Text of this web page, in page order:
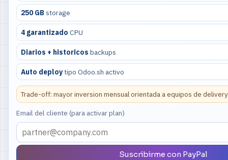
250 GB storage
4 garantizado CPU
Diarios + historicos backups
Auto deploytipo Odoo.sh activo
Trade-off: mayor inversion mensual orientada a equipos de
Email del cliente (para activar plan)
Suscribirme con PayPal